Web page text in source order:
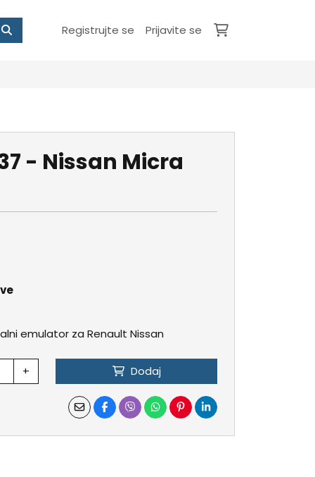
Registrujte se Prijavite se
37 - Nissan Micra
emulator za Renault Nissan
+ Dodaj